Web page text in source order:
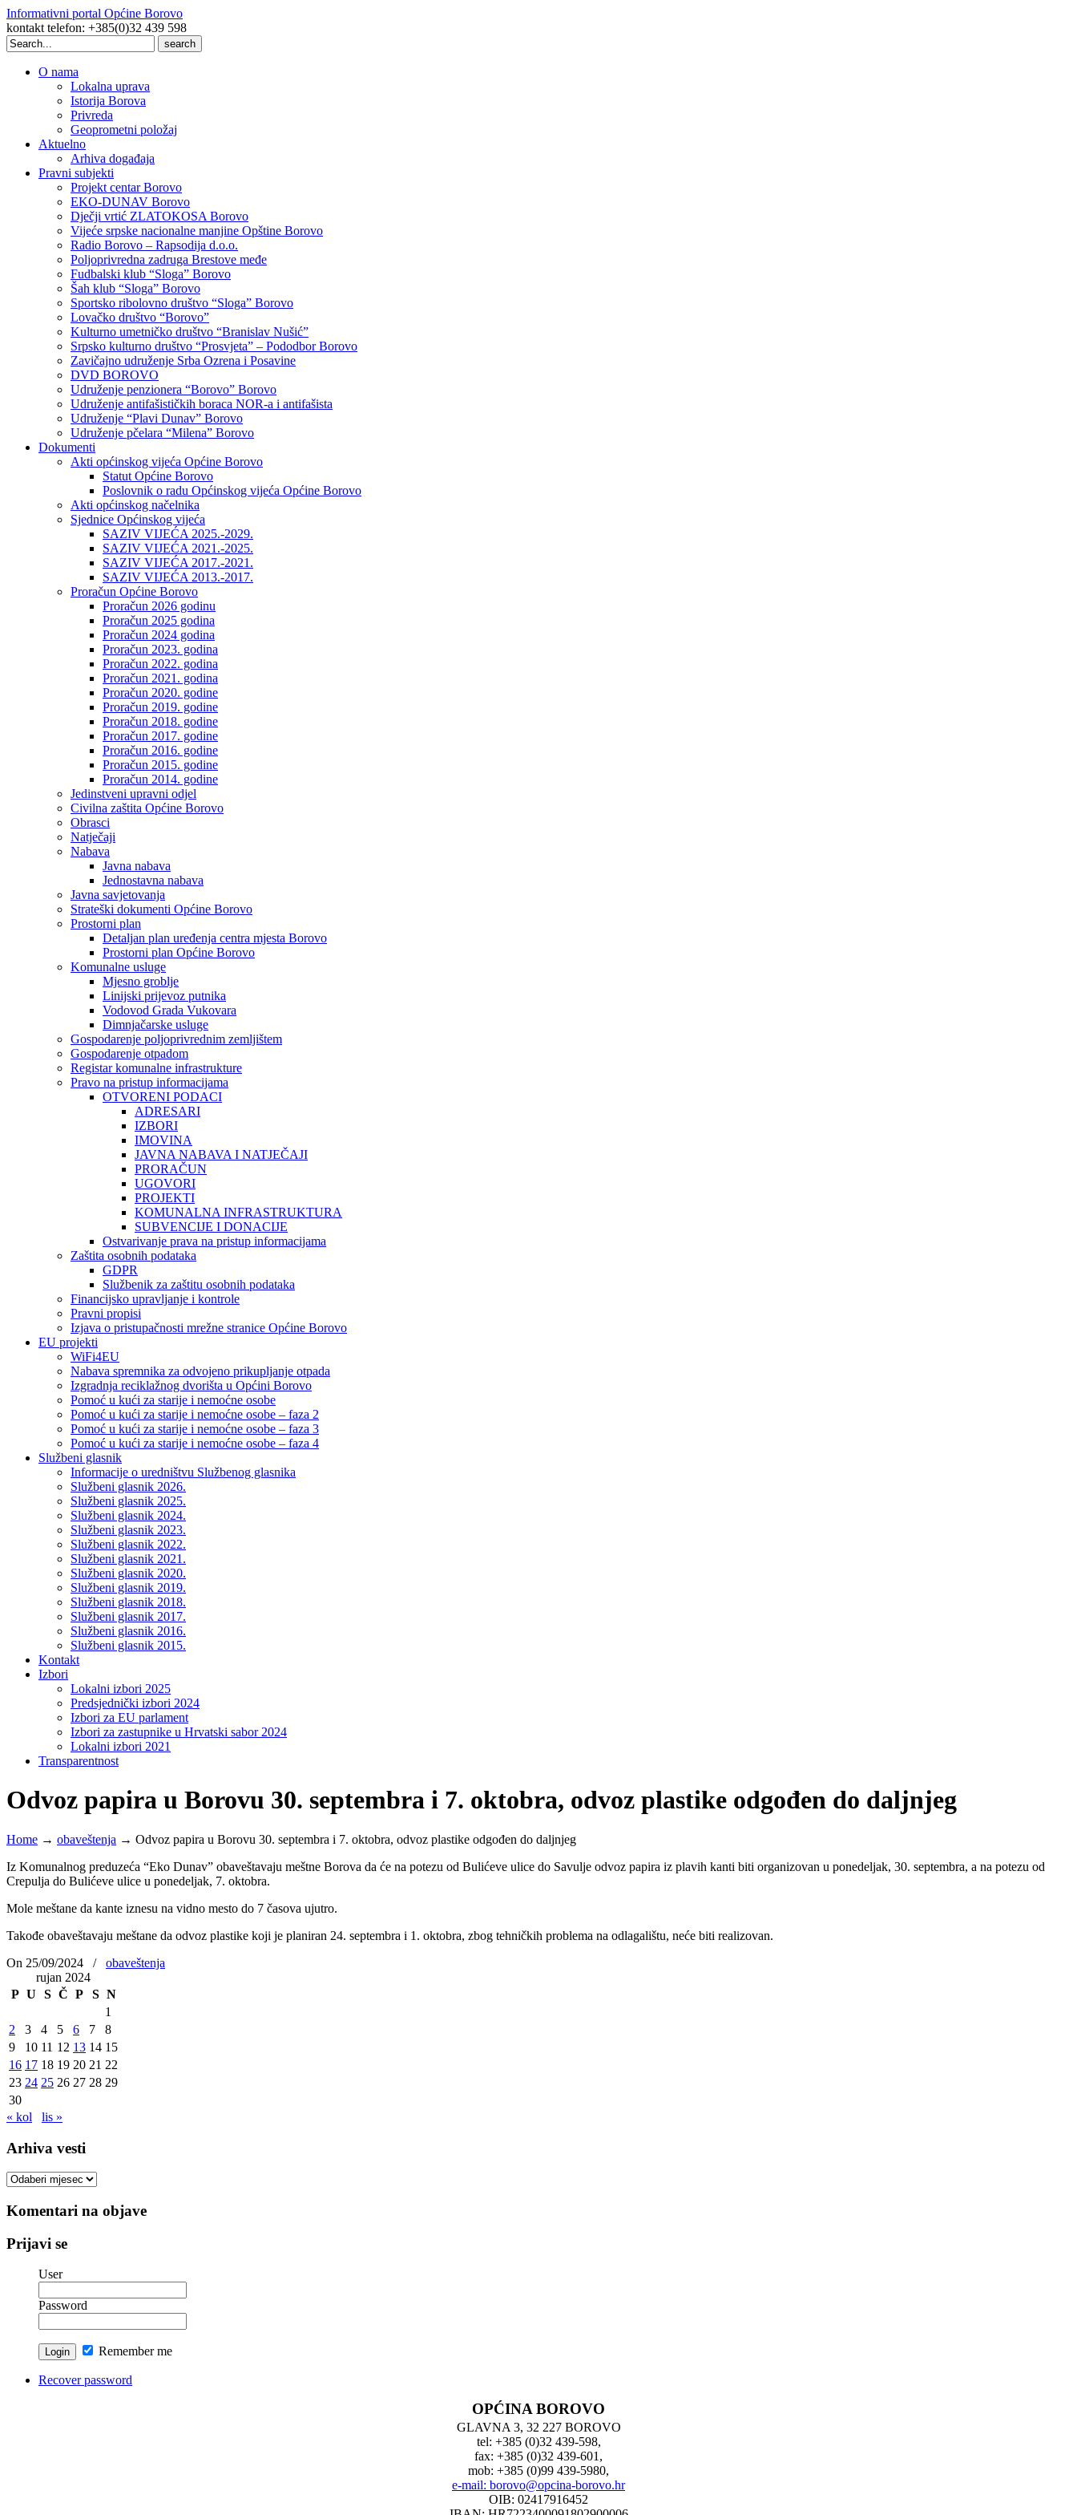
Informativni portal Općine Borovo
kontakt telefon: +385(0)32 439 598
Search
for:
O nama
Lokalna uprava
Istorija Borova
Privreda
Geoprometni položaj
Aktuelno
Arhiva događaja
Pravni subjekti
Projekt centar Borovo
EKO-DUNAV Borovo
Dječji vrtić ZLATOKOSA Borovo
Vijeće srpske nacionalne manjine Opštine Borovo
Radio Borovo – Rapsodija d.o.o.
Poljoprivredna zadruga Brestove međe
Fudbalski klub “Sloga” Borovo
Šah klub “Sloga” Borovo
Sportsko ribolovno društvo “Sloga” Borovo
Lovačko društvo “Borovo”
Kulturno umetničko društvo “Branislav Nušić”
Srpsko kulturno društvo “Prosvjeta” – Pododbor Borovo
Zavičajno udruženje Srba Ozrena i Posavine
DVD BOROVO
Udruženje penzionera “Borovo” Borovo
Udruženje antifašističkih boraca NOR-a i antifašista
Udruženje “Plavi Dunav” Borovo
Udruženje pčelara “Milena” Borovo
Dokumenti
Akti općinskog vijeća Općine Borovo
Statut Općine Borovo
Poslovnik o radu Općinskog vijeća Općine Borovo
Akti općinskog načelnika
Sjednice Općinskog vijeća
SAZIV VIJEĆA 2025.-2029.
SAZIV VIJEĆA 2021.-2025.
SAZIV VIJEĆA 2017.-2021.
SAZIV VIJEĆA 2013.-2017.
Proračun Općine Borovo
Proračun 2026 godinu
Proračun 2025 godina
Proračun 2024 godina
Proračun 2023. godina
Proračun 2022. godina
Proračun 2021. godina
Proračun 2020. godine
Proračun 2019. godine
Proračun 2018. godine
Proračun 2017. godine
Proračun 2016. godine
Proračun 2015. godine
Proračun 2014. godine
Jedinstveni upravni odjel
Civilna zaštita Općine Borovo
Obrasci
Natječaji
Nabava
Javna nabava
Jednostavna nabava
Javna savjetovanja
Strateški dokumenti Općine Borovo
Prostorni plan
Detaljan plan uređenja centra mjesta Borovo
Prostorni plan Općine Borovo
Komunalne usluge
Mjesno groblje
Linijski prijevoz putnika
Vodovod Grada Vukovara
Dimnjačarske usluge
Gospodarenje poljoprivrednim zemljištem
Gospodarenje otpadom
Registar komunalne infrastrukture
Pravo na pristup informacijama
OTVORENI PODACI
ADRESARI
IZBORI
IMOVINA
JAVNA NABAVA I NATJEČAJI
PRORAČUN
UGOVORI
PROJEKTI
KOMUNALNA INFRASTRUKTURA
SUBVENCIJE I DONACIJE
Ostvarivanje prava na pristup informacijama
Zaštita osobnih podataka
GDPR
Službenik za zaštitu osobnih podataka
Financijsko upravljanje i kontrole
Pravni propisi
Izjava o pristupačnosti mrežne stranice Općine Borovo
EU projekti
WiFi4EU
Nabava spremnika za odvojeno prikupljanje otpada
Izgradnja reciklažnog dvorišta u Općini Borovo
Pomoć u kući za starije i nemoćne osobe
Pomoć u kući za starije i nemoćne osobe – faza 2
Pomoć u kući za starije i nemoćne osobe – faza 3
Pomoć u kući za starije i nemoćne osobe – faza 4
Službeni glasnik
Informacije o uredništvu Službenog glasnika
Službeni glasnik 2026.
Službeni glasnik 2025.
Službeni glasnik 2024.
Službeni glasnik 2023.
Službeni glasnik 2022.
Službeni glasnik 2021.
Službeni glasnik 2020.
Službeni glasnik 2019.
Službeni glasnik 2018.
Službeni glasnik 2017.
Službeni glasnik 2016.
Službeni glasnik 2015.
Kontakt
Izbori
Lokalni izbori 2025
Predsjednički izbori 2024
Izbori za EU parlament
Izbori za zastupnike u Hrvatski sabor 2024
Lokalni izbori 2021
Transparentnost
Odvoz papira u Borovu 30. septembra i 7. oktobra, odvoz plastike odgođen do daljnjeg
Home → obaveštenja → Odvoz papira u Borovu 30. septembra i 7. oktobra, odvoz plastike odgođen do daljnjeg
Iz Komunalnog preduzeća “Eko Dunav” obaveštavaju meštne Borova da će na potezu od Bulićeve ulice do Savulje odvoz papira iz plavih kanti biti organizovan u ponedeljak, 30. septembra, a na potezu od
Crepulja do Bulićeve ulice u ponedeljak, 7. oktobra.
Mole meštane da kante iznesu na vidno mesto do 7 časova ujutro.
Takođe obaveštavaju meštane da odvoz plastike koji je planiran 24. septembra i 1. oktobra, zbog tehničkih problema na odlagalištu, neće biti realizovan.
On 25/09/2024
/
obaveštenja
rujan 2024
P U S Č P S N
1
2
3 4 5 6 7
8
9
10 11 12 13 14 15
16 17 18 19 20 21 22
23 24 25 26 27 28 29
30
« kol
lis »
Arhiva vesti
Arhiva
Komentari na objave
Prijavi se
User
Password
Remember me
Recover password
OPĆINA BOROVO
GLAVNA 3, 32 227 BOROVO
tel: +385 (0)32 439-598,
fax: +385 (0)32 439-601,
mob: +385 (0)99 439-5980,
e-mail: borovo@opcina-borovo.hr
OIB: 02417916452